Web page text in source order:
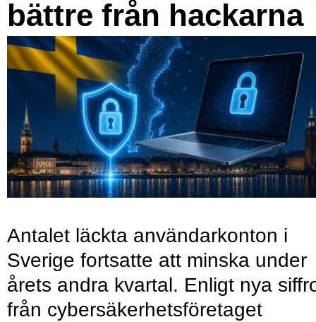
bättre från hackarna
Antalet läckta användarkonton i
Sverige fortsatte att minska under
årets andra kvartal. Enligt nya
från cybersäkerhetsföretaget